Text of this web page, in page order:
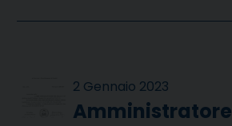
2 Gennaio 2023
Amministratore